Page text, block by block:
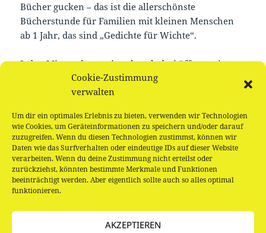
Cookie-Zustimmung
verwalten
Um dir ein optimales Erlebnis zu bieten, verwenden wir Technologien
wie Cookies, um Geräteinformationen zu speichern und/oder darauf
zuzugreifen. Wenn du diesen Technologien zustimmst, können wir
Daten wie das Surfverhalten oder eindeutige IDs auf dieser Website
verarbeiten. Wenn du deine Zustimmung nicht erteilst oder
zurückziehst, könnten bestimmte Merkmale und Funktionen
beeinträchtigt werden. Aber eigentlich sollte auch so alles optimal
funktionieren.
AKZEPTIEREN
Bücher gucken – das ist die allerschönste
Bücherstunde für Familien mit kleinen Menschen
ab 1 Jahr, das sind „Gedichte für Wichte“.
Jeden Mittwoch um viertel nach drei öffnen wir
unsere Türen nur für die Jüngsten unter unseren
Leser_innen. Kommt einfach vorbei und schaut
Offene Gruppe, keine Anmeldung notwendig.
VORHERIGER
Buchstart – Gedichte für Wichte